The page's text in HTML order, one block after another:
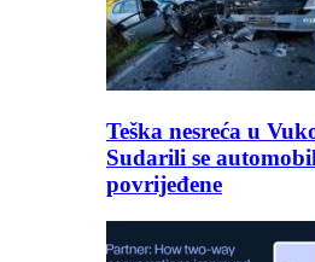
Teška nesreća u
Sudarili se
povrijeđene